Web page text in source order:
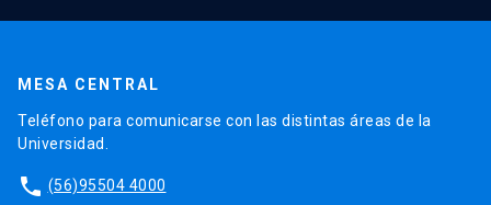
MESA CENTRAL
Teléfono para comunicarse con las distintas áreas de la
Universidad.
phone (56)95504 4000